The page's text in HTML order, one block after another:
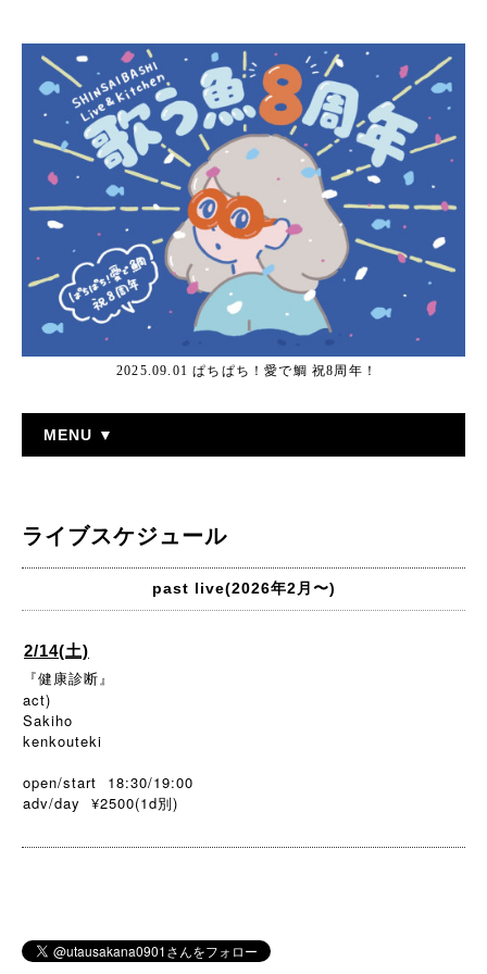
2025.09.01 ぱちぱち！愛で鯛 祝8周年！
MENU ▼
ライブスケジュール
past live(2026年2月〜)
2/14(土)
『健康診断』
act)
Sakiho
kenkouteki
open/start 18:30/19:00
adv/day ¥2500(1d別 )